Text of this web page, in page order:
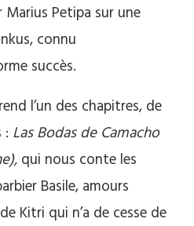
Petipa sur une
connu
succès.
l’un des chapitres, de
: Las Bodas de Camacho
qui nous conte les
Basile, amours
Kitri qui n’a de cesse de